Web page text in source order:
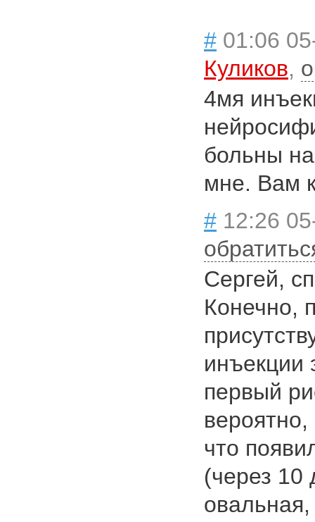
# 01:06
Куликов,
4мя
больны
мне. Вам
# 12:26
Сергей,
Конечно,
инъекции
первый
что
(через 10